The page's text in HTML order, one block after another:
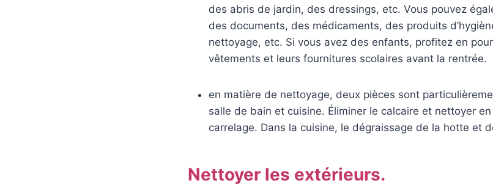
des abris de jardin, des dressings, etc. Vous pouvez
des documents, des médicaments, des produits
nettoyage, etc. Si vous avez des enfants, profitez en
vêtements et leurs fournitures scolaires avant la rentrée.
en matière de nettoyage, deux pièces sont
salle de bain et cuisine. Éliminer le calcaire et nettoyer
carrelage. Dans la cuisine, le dégraissage de la hotte et
Nettoyer les extérieurs.